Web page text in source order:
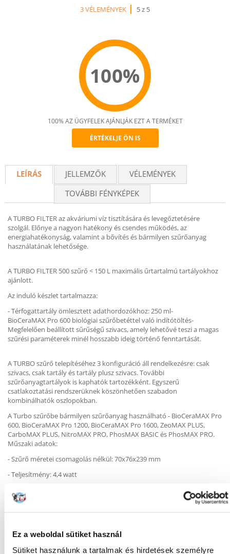
Ez a weboldal sütiket használ
Sütiket használunk a tartalmak és hirdetések személyre
3 VÉLEMÉNYEK
5 z 5
100%
Recommend
100% AZ ÜGYFELEK AJÁNLJÁK EZT A TERMÉKET
ÉRTÉKELJE ÖN IS
LEÍRÁS JELLEMZŐK
VÉLEMÉNYEK
TOVÁBBI FÉNYKÉPEK
A TURBO FILTER az akváriumi víz tisztítására és levegőztetésére
szolgál. Előnye a nagyon hatékony és csendes működés, az
energiahatékonyság, valamint a bővítés és bármilyen szűrőanyag
használatának lehetősége.
A TURBO FILTER 500 szűrő < 150 L maximális űrtartalmú tartályokhoz
ajánlott.
Az induló készlet tartalmazza:
- Térfogattartály ömlesztett adathordozókhoz: 250 ml-
BioCeraMAX Pro 600 biológiai szűrőbetéttel való indítótöltés-
Megfelelően beállított sűrűségű szivacs, amely lehetővé teszi a magas
szűrési paraméterek minél hosszabb ideig történő fenntartását.
A TURBO szűrő telepítéséhez 3 konfiguráció áll rendelkezésre: csak
szivacs, csak tartály és tartály plusz szivacs. További
szűrőanyagtartályok is kaphatók tartozékként. Egyszerű
csatlakoztatási rendszerüknek köszönhetően szabadon
kombinálhatók oszlopokban.
A Turbo szűrőbe bármilyen szűrőanyag használható - BioCeraMAX Pro
600, BioCeraMAX Pro 1200, BioCeraMAX Pro 1600, ZeoMAX PLUS,
CarboMAX PLUS, NitroMAX PRO, PhosMAX BASIC és PhosMAX PRO.
Műszaki adatok:
- Szűrő méretei csomagolás nélkül: 70x76x239 mm
- Teljesítmény: 4,4 watt
- Kapacitás: 500l/h
KÉRDEZZ TŐLÜNK!